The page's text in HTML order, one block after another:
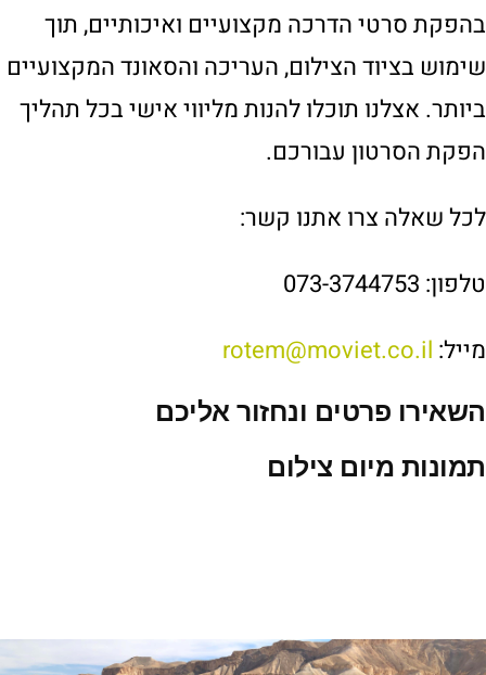
בהפקת סרטי הדרכה מקצועיים ואיכותיים, תוך
שימוש בציוד הצילום, העריכה והסאונד המקצועיים
ביותר. אצלנו תוכלו להנות מליווי אישי בכל תהליך
הפקת הסרטון עבורכם.
לכל שאלה צרו אתנו קשר:
טלפון: 073-3744753
מייל: rotem@moviet.co.il
השאירו פרטים ונחזור אליכם
תמונות מיום צילום